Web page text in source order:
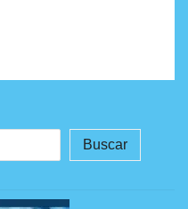
Buscar